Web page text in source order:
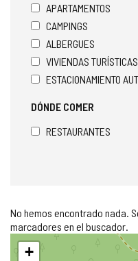
APARTAMENTOS
CAMPINGS
ALBERGUES
VIVIENDAS TURÍSTICAS
ESTACIONAMIENTO
DÓNDE COMER
RESTAURANTES
No hemos encontrado nada.
marcadores en el buscador.
Saltar
mapa
+